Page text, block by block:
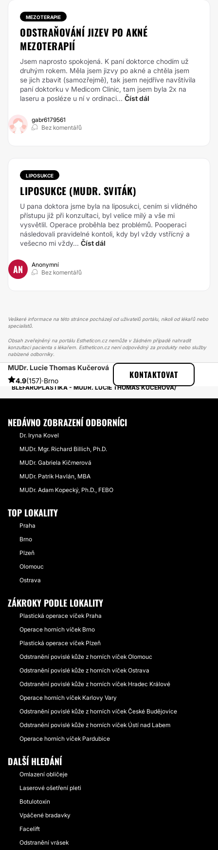
MEZOTERAPIE
ODSTRAŇOVÁNÍ JIZEV PO AKNÉ
MEZOTERAPIÍ
Jsem naprosto spokojená. K paní doktorce chodím už
druhým rokem. Měla jsem jizvy po akné a chtěla jsem
se jich zbavit (samozřejmě), tak jsem nejdříve navštívila
paní doktorku v Medicom Clinic, tam jsem byla 2x na
laseru a posléze u ní v ordinaci... Číst dál
gabr6179561
Bez komentářů
LIPOSUKCE
LIPOSUKCE (MUDR. SVITÁK)
U pana doktora jsme byla na liposukci, cením si vlídného
přístupu již při konzultaci, byl velice milý a vše mi
vysvětlil. Operace proběhla bez problémů. Pooperaci
následovali pravidelné kontoli, kdy byl vždy vstřícný a
vešecno mi vždy... Číst dál
AN
Anonymní
Bez komentářů
Veškeré informace na této stránce pocházejí od uživatelů portálu, nikoli od lékařů nebo
specialistů.
Obsah zveřejněný na portálu Estheticon.cz nemůže v žádném případě nahradit
konzultaci pacienta s lékařem. Estheticon.cz není odpovědný za produkty nebo služby
nabízené odborníky.
MUDr. Lucie Thomas Kučerová
4.9(157)·Brno
KONTAKTOVAT
ESTHETICON
PŘÍBĚHY
PŘÍBĚHY TÝKAJÍCÍ SE ZÁKROKU OPERACE HORNÍCH VÍČEK
BLEFAROPLASTIKA - MUDR. LUCIE THOMAS KUČEROVÁ
NEDÁVNO ZOBRAZENÍ ODBORNÍCI
Dr. Iryna Kovel
MUDr. Mgr. Richard Billich, Ph.D.
MUDr. Gabriela Kičmerová
MUDr. Patrik Havlán, MBA
MUDr. Adam Kopecký, Ph.D., FEBO
TOP LOKALITY
Praha
Brno
Plzeň
Olomouc
Ostrava
ZÁKROKY PODLE LOKALITY
Plastická operace víček Praha
Operace horních víček Brno
Plastická operace víček Plzeň
Odstranění povislé kůže z horních víček Olomouc
Odstranění povislé kůže z horních víček Ostrava
Odstranění povislé kůže z horních víček Hradec Králové
Operace horních víček Karlovy Vary
Odstranění povislé kůže z horních víček České Budějovice
Odstranění povislé kůže z horních víček Ústí nad Labem
Operace horních víček Pardubice
DALŠÍ HLEDÁNÍ
Omlazení obličeje
Laserové ošetření pleti
Botulotoxin
Vpáčené bradavky
Facelift
Odstranění vrásek